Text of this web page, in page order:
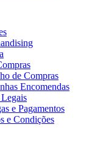
de Compras
Encomendas
e Pagamentos
e Condições